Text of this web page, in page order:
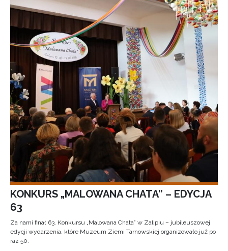
KONKURS „MALOWANA CHATA” – EDYCJA
63
Za nami finał 63. Konkursu „Malowana Chata” w Zalipiu – jubileuszowej
edycji wydarzenia, które Muzeum Ziemi Tarnowskiej organizowało już po
raz 50.